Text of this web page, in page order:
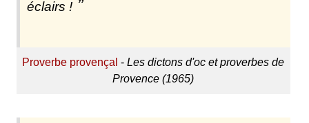
éclairs !
Proverbe provençal -Les dictons d'oc et proverbes de
Provence (1965)